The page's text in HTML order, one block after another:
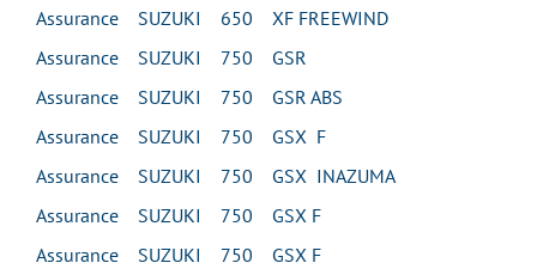
Assurance SUZUKI 650 XF FREEWIND
Assurance SUZUKI 750 GSR
Assurance SUZUKI 750 GSR ABS
Assurance SUZUKI 750 GSX F
Assurance SUZUKI 750 GSX INAZUMA
Assurance SUZUKI 750 GSX F
Assurance SUZUKI 750 GSX F